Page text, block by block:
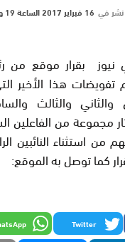
نشر في 16 فبراير 2017 الساعة 19 و 35 دقيقة
بقرار موقع من
هذا الأخير
والثاني والثالث
مجموعة من الفاعلين
من استثناء النائبين
كما توصل به الموقع:
Twitter